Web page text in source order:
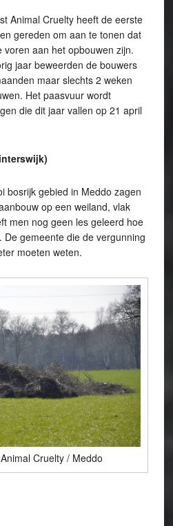
Animal Cruelty heeft de eerste
gereden om aan te tonen dat
aan het opbouwen zijn.
jaar beweerden de bouwers
maar slechts 2 weken
Het paasvuur wordt
die dit jaar vallen op 21 april
bosrijk gebied in Meddo zagen
op een weiland, vlak
men nog geen les geleerd hoe
gemeente die de vergunning
moeten weten.
Cruelty / Meddo